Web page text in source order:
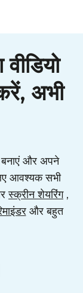
अभी
और अपने
आवश्यक सभी
स्क्रीन शेयरिंग,
और बहुत